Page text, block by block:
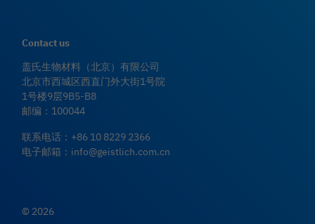
Contact us
盖氏生物材料（北京）有限公司
北京市西城区西直门外大街1号院
1号楼9层9B5-B8
邮编：100044
联系电话： +86 10 8229 2366
电子邮箱： info@geistlich.com.cn
© 2026